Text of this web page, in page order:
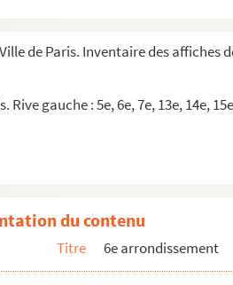
de Paris. Inventaire des affiches
Rive gauche : 5e, 6e, 7e, 13e, 14e,
du contenu
Titre 6e arrondissement